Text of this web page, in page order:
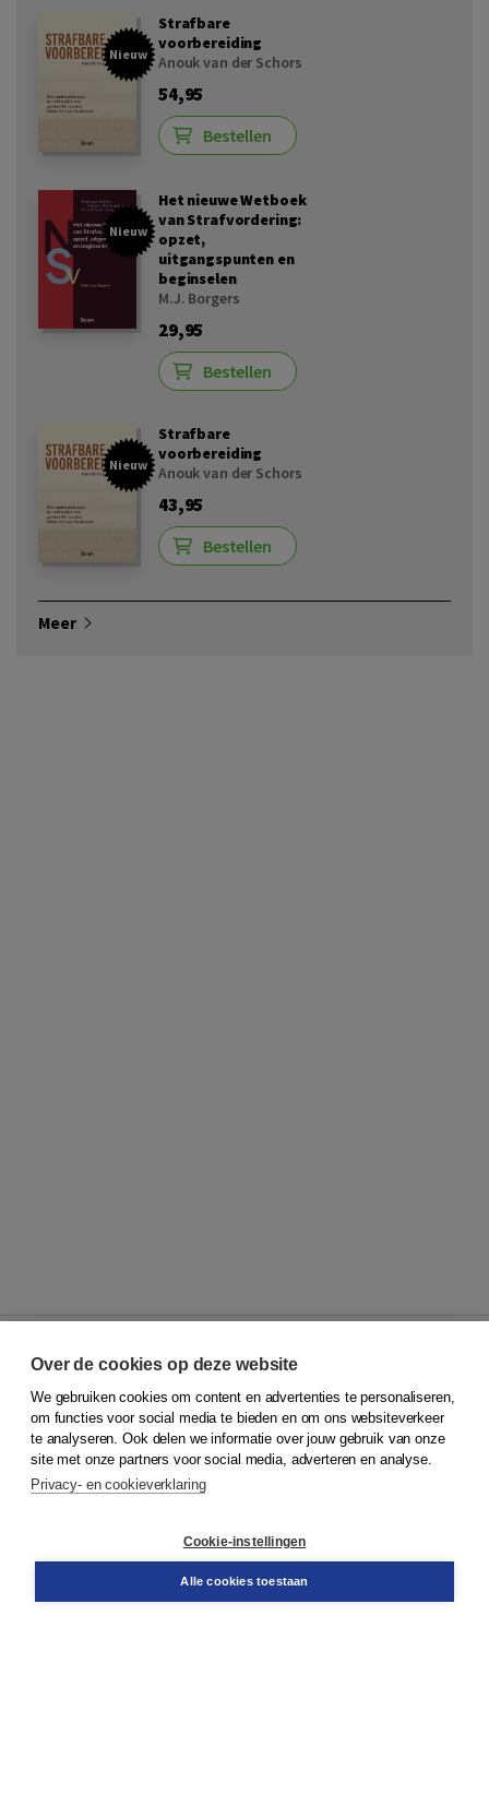
Nieuw
Strafbare
voorbereiding
Anouk van der Schors
54,95
Bestellen
Nieuw
Het nieuwe Wetboek
van Strafvordering:
opzet,
uitgangspunten en
beginselen
M.J. Borgers
29,95
Bestellen
Nieuw
Strafbare
voorbereiding
Anouk van der Schors
43,95
Bestellen
Meer
© 2026Koninklijke Boom uitgevers
Klantenservice
Service & informatie
Contact
Over de cookies op deze website
We gebruiken cookies om content en advertenties te personaliseren,
om functies voor social media te bieden en om ons websiteverkeer
te analyseren. Ook delen we informatie over jouw gebruik van onze
site met onze partners voor social media, adverteren en analyse.
Privacy- en cookieverklaring
Cookie-instellingen
Alle cookies toestaan